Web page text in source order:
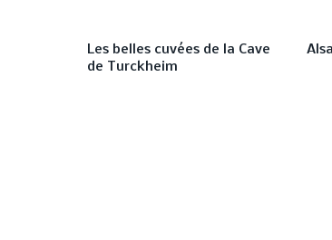
Les belles cuvées de la Cave
de Turckheim